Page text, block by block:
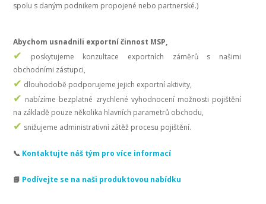
spolu s daným podnikem propojené nebo partnerské.)
Abychom usnadnili exportní činnost MSP,
✔
poskytujeme konzultace exportních záměrů s našimi
obchodními zástupci,
✔ dlouhodobě podporujeme jejich exportní aktivity,
✔ nabízíme bezplatné zrychlené vyhodnocení možnosti pojištění
na základě pouze několika hlavních parametrů obchodu,
✔ snižujeme administrativní zátěž procesu pojištění.
📞 Kontaktujte náš tým pro více informací
📘 Podívejte se na naši produktovou nabídku